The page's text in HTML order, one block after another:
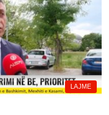
LAJME